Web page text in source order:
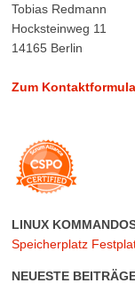
Tobias Redmann
Hocksteinweg 11
14165 Berlin
Zum
LINUX
Speicherplatz
NEUESTE